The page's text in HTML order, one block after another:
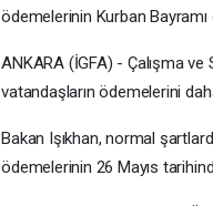
ödemelerinin Kurban Bayramı
ANKARA (İGFA) - Çalışma ve
vatandaşların ödemelerini
Bakan Işıkhan, normal
ödemelerinin 26 Mayıs